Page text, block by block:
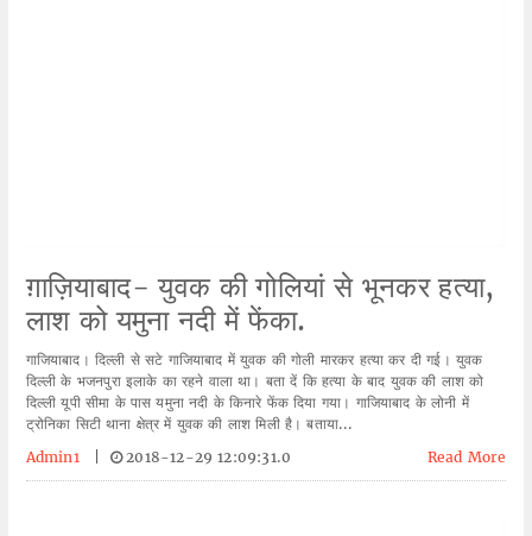
ग़ाज़ियाबाद- युवक की गोलियां से भूनकर हत्या,
लाश को यमुना नदी में फेंका.
गाजियाबाद। दिल्ली से सटे गाजियाबाद में युवक की गोली मारकर हत्या कर दी गई। युवक
दिल्ली के भजनपुरा इलाके का रहने वाला था। बता दें कि हत्या के बाद युवक की लाश को
दिल्ली यूपी सीमा के पास यमुना नदी के किनारे फेंक दिया गया। गाजियाबाद के लोनी में
ट्रोनिका सिटी थाना क्षेत्र में युवक की लाश मिली है। बताया...
Admin1
2018-12-29 12:09:31.0 Read More